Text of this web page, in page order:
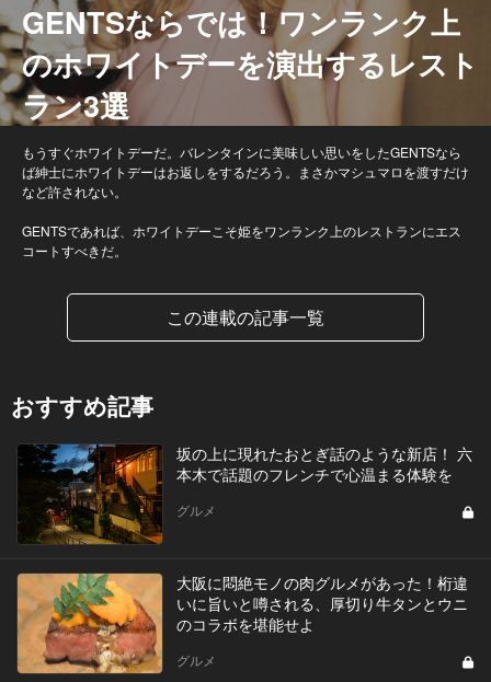
GENTSならでは！ワンランク上
のホワイトデーを演出するレスト
ラン3選
もうすぐホワイトデーだ。バレンタインに美味しい思いをしたGENTSなら
ば紳士にホワイトデーはお返しをするだろう。まさかマシュマロを渡すだけ
など許されない。
GENTSであれば、ホワイトデーこそ姫をワンランク上のレストランにエス
コートすべきだ。
この連載の記事一覧
おすすめ記事
坂の上に現れたおとぎ話のような新店！ 六
本木で話題のフレンチで心温まる体験を
グルメ
大阪に悶絶モノの肉グルメがあった！桁違
いに旨いと噂される、厚切り牛タンとウニ
のコラボを堪能せよ
グルメ